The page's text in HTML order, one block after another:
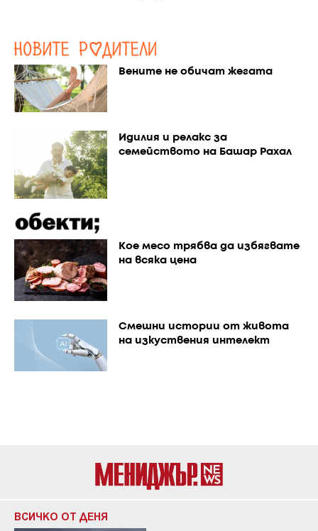
Вените не обичат жегата
Идилия и релакс за
семейството на Башар Рахал
Кое месо трябва да избягвате
на всяка цена
Смешни истории от живота
на изкуствения интелект
ВСИЧКО ОТ ДЕНЯ